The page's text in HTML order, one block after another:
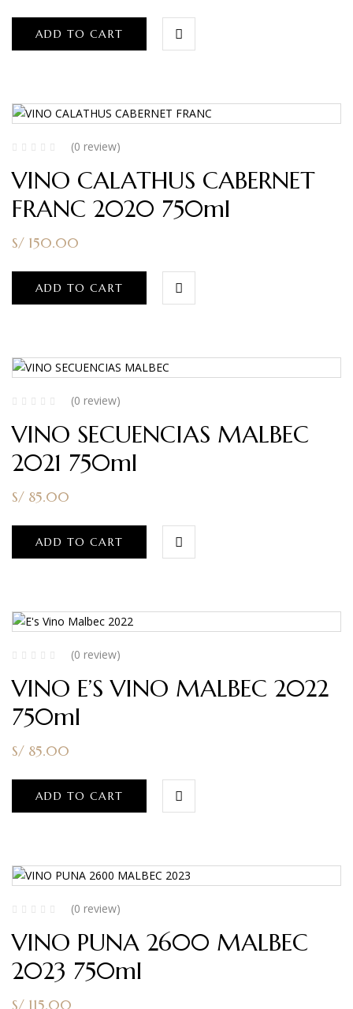
ADD TO CART
(0 review)
VINO CALATHUS CABERNET
FRANC 2020 750ml
S/ 150.00
ADD TO CART
(0 review)
VINO SECUENCIAS MALBEC
2021 750ml
S/ 85.00
ADD TO CART
(0 review)
VINO E’S VINO MALBEC 2022
750ml
S/ 85.00
ADD TO CART
(0 review)
VINO PUNA 2600 MALBEC
2023 750ml
S/ 115.00